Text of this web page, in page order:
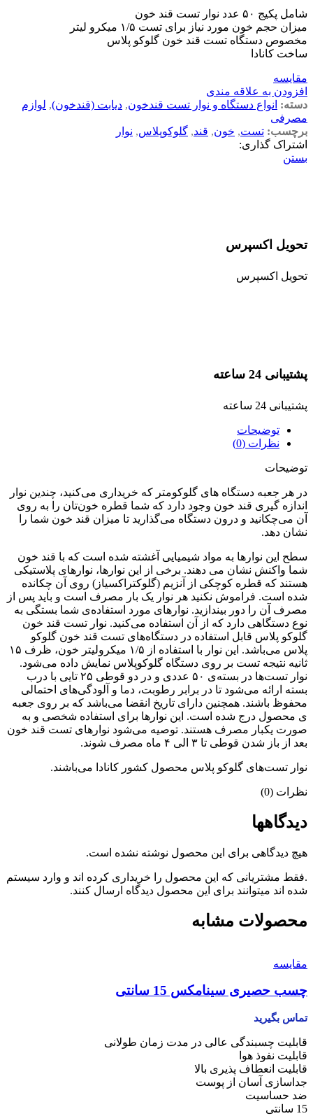
شامل پکیج ۵۰ عدد نوار تست قند خون
میزان حجم خون مورد نیاز برای تست ۱/۵ میکرو لیتر
مخصوص دستگاه تست قند خون گلوکو پلاس
ساخت کانادا
مقایسه
افزودن به علاقه مندی
دسته: انواع دستگاه و نوار تست قندخون, دیابت (قندخون), لوازم
مصرفی
برچسب: تست, خون, قند, گلوکوپلاس, نوار
اشتراک گذاری:
بستن
تحویل اکسپرس
تحویل اکسپرس
پشتیبانی 24 ساعته
پشتیبانی 24 ساعته
توضیحات
نظرات (0)
توضیحات
در هر جعبه دستگاه های گلوکومتر که خریداری می‌کنید، چندین نوار
اندازه گیری قند خون وجود دارد که شما قطره خون‌تان را به روی
آن می‌چکانید و درون دستگاه می‌گذارید تا میزان قند خون شما را
نشان دهد.
سطح این نوارها به مواد شیمیایی آغشته شده است که با قند خون
شما واکنش نشان می دهند. برخی از این نوارها، نوارهای پلاستیکی
هستند که قطره کوچکی از آنزیم (گلوکتراکسیاز) روی آن چکانده
شده است. فراموش نکنید هر نوار یک بار مصرف است و باید پس از
مصرف آن را دور بیندازید. نوارهای مورد استفاده‌ی شما بستگی به
نوع دستگاهی دارد که از آن استفاده می‌کنید. نوار تست قند خون
گلوکو پلاس قابل استفاده در دستگاه‌های تست قند خون گلوکو
پلاس می‌باشد. این نوار با استفاده از ۱/۵ میکرولیتر خون، ظرف ۱۵
ثانیه نتیجه تست بر روی دستگاه گلوکوپلاس نمایش داده می‌شود.
نوار تست‌ها در بسته‌ی ۵۰ عددی و در دو قوطی ۲۵ تایی با درب
بسته ارائه می‌شود تا در برابر رطوبت، دما و آلودگی‌های احتمالی
محفوظ باشند. همچنین دارای تاریخ انقضا می‌باشد که بر روی جعبه
ی محصول درج شده است. این نوارها برای استفاده شخصی و به
صورت یکبار مصرف هستند. توصیه می‌شود نوار‌های تست قند خون
بعد از باز شدن قوطی تا ۳ الی ۴ ماه مصرف شوند.
نوار تست‌های گلوکو پلاس محصول کشور کانادا می‌باشند.
نظرات (0)
دیدگاهها
هیچ دیدگاهی برای این محصول نوشته نشده است.
.فقط مشتریانی که این محصول را خریداری کرده اند و وارد سیستم
شده اند میتوانند برای این محصول دیدگاه ارسال کنند.
محصولات مشابه
مقایسه
چسب حصیری سینامکس 15 سانتی
تماس بگیرید
قابلیت چسبندگی عالی در مدت زمان طولانی
قابلیت نفوذ هوا
قابلیت انعطاف پذیری بالا
جداسازی آسان از پوست
ضد حساسیت
15 سانتی